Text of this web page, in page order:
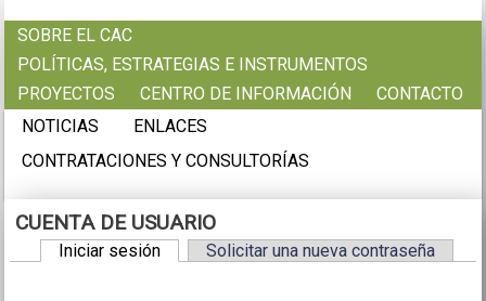
SOBRE EL CAC
POLÍTICAS, ESTRATEGIAS E INSTRUMENTOS
PROYECTOS
CENTRO DE INFORMACIÓN
CONTACTO
NOTICIAS
ENLACES
CONTRATACIONES Y CONSULTORÍAS
CUENTA DE USUARIO
Iniciar sesión (solapa activa)
Solicitar una nueva contraseña